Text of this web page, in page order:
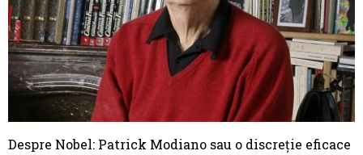
Despre Nobel: Patrick Modiano sau o discreţie eficace